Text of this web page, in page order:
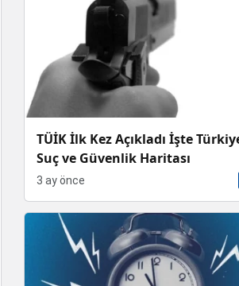
TÜİK İlk Kez Açıkladı İşte
Suç ve Güvenlik Haritası
3 ay önce